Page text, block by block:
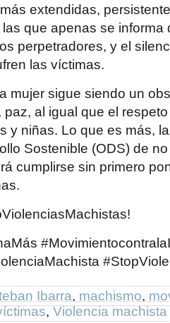
extendidas,
que apenas se informa
perpetradores, y el
las víctimas.
mujer sigue siendo un
paz, al igual que el
y niñas. Lo que es más,
Sostenible (ODS) de
cumplirse sin primero
Ibarra, machismo,
, Violencia machista